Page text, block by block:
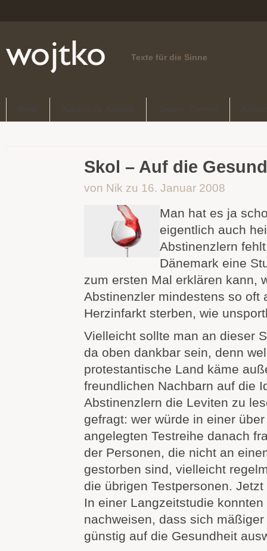
Texte für die Sinne
Skol – Auf die
von Nik zu 16. Januar 2008
Man hat es ja
eigentlich auch
Abstinenzlern
Dänemark eine
zum ersten Mal erklären kann,
Abstinenzler mindestens so oft
Herzinfarkt sterben, wie
Vielleicht sollte man an dieser
da oben dankbar sein, denn
protestantische Land käme
freundlichen Nachbarn auf die
Abstinenzlern die Leviten zu
gefragt: wer würde in einer
angelegten Testreihe danach
der Personen, die nicht an
gestorben sind, vielleicht
die übrigen Testpersonen.
In einer Langzeitstudie
nachweisen, dass sich
günstig auf die Gesundheit